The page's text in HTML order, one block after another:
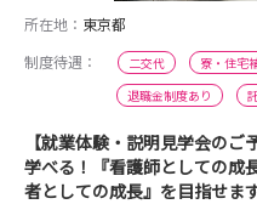
所在地： 東京都
制度待遇：
二交代 寮・住宅
退職金制度あり
【就業体験・説明見学会の
学べる！『看護師としての成
者としての成長』を目指せま